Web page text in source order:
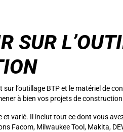
SUR
sur l’outillage BTP et le matériel de
à bien vos projets de
et varié. Il inclut tout ce dont vous
Facom, Milwaukee Tool, Makita,